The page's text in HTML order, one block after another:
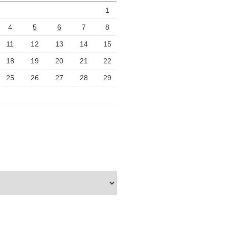
1
4 5 6 7 8
11 12 13 14 15
18 19 20 21 22
25 26 27 28 29